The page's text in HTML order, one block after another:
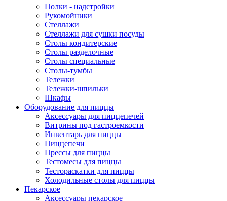
Полки - надстройки
Рукомойники
Стеллажи
Стеллажи для сушки посуды
Столы кондитерские
Столы разделочные
Столы специальные
Столы-тумбы
Тележки
Тележки-шпильки
Шкафы
Оборудование для пиццы
Аксессуары для пиццепечей
Витрины под гастроемкости
Инвентарь для пиццы
Пиццепечи
Прессы для пиццы
Тестомесы для пиццы
Тестораскатки для пиццы
Холодильные столы для пиццы
Пекарское
Аксессуары пекарское